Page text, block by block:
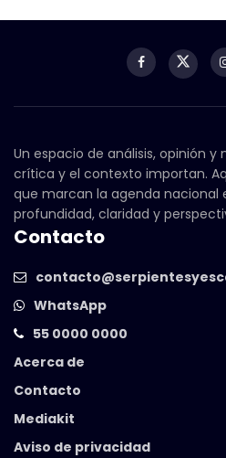
Un espacio de análisis, opinión
crítica y el contexto importan.
que marcan la agenda nacional
profundidad, claridad y
Contacto
WhatsApp
55 0000 0000
Acerca de
Contacto
Mediakit
Aviso de privacidad